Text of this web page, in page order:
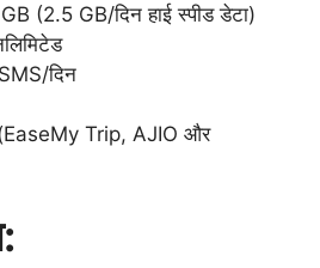
(2.5 GB/दिन हाई स्पीड डेटा)
दिन
Trip, AJIO और